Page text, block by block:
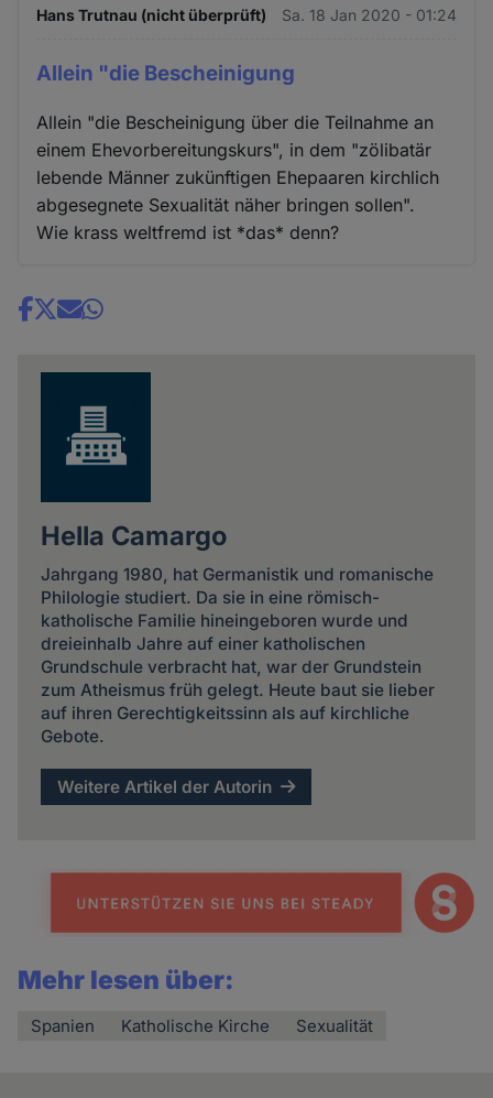
Hans Trutnau (nicht überprüft) Sa. 18 Jan 2020 - 01:24
Allein "die Bescheinigung
Allein "die Bescheinigung über die Teilnahme an
einem Ehevorbereitungskurs", in dem "zölibatär
lebende Männer zukünftigen Ehepaaren kirchlich
abgesegnete Sexualität näher bringen sollen".
Wie krass weltfremd ist *das* denn?
Share
Hella Camargo
Jahrgang 1980, hat Germanistik und romanische
Philologie studiert. Da sie in eine römisch-
katholische Familie hineingeboren wurde und
dreieinhalb Jahre auf einer katholischen
Grundschule verbracht hat, war der Grundstein
zum Atheismus früh gelegt. Heute baut sie lieber
auf ihren Gerechtigkeitssinn als auf kirchliche
Gebote.
Weitere Artikel der Autorin
Mehr lesen über:
Spanien Katholische Kirche Sexualität